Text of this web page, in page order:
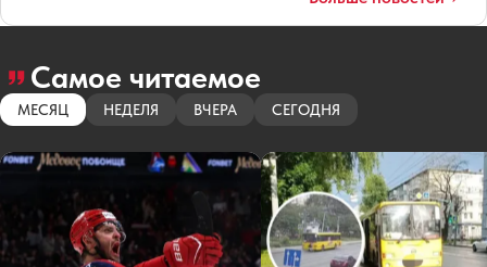
Самое читаемое
МЕСЯЦ НЕДЕЛЯ ВЧЕРА СЕГОДНЯ